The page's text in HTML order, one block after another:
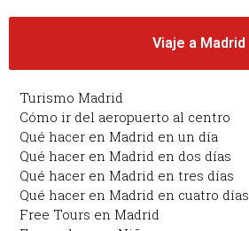
Viaje a Madrid
Turismo Madrid
Cómo ir del aeropuerto al centro
Qué hacer en Madrid en un día
Qué hacer en Madrid en dos días
Qué hacer en Madrid en tres días
Qué hacer en Madrid en cuatro días
Free Tours en Madrid